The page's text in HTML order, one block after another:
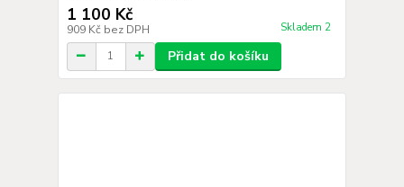
1 100 Kč
909 Kč bez DPH Skladem 2
Přidat do košíku